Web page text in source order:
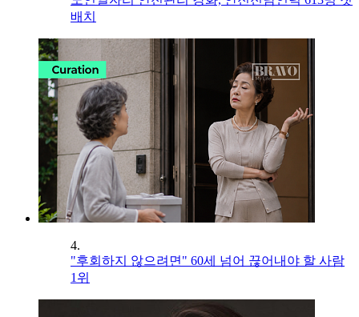
배치
4.
"후회하지 않으려면" 60세 넘어 끊어내야 할 사람
1위